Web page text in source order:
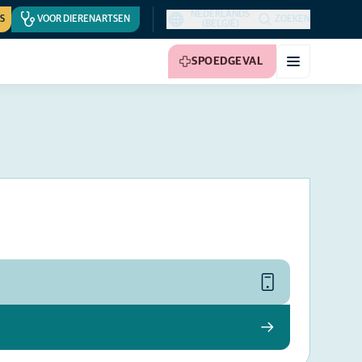
VOOR DIERENARTSEN
NEDERLANDS
(BELGIË)
ZOEKEN
SPOEDGEVAL